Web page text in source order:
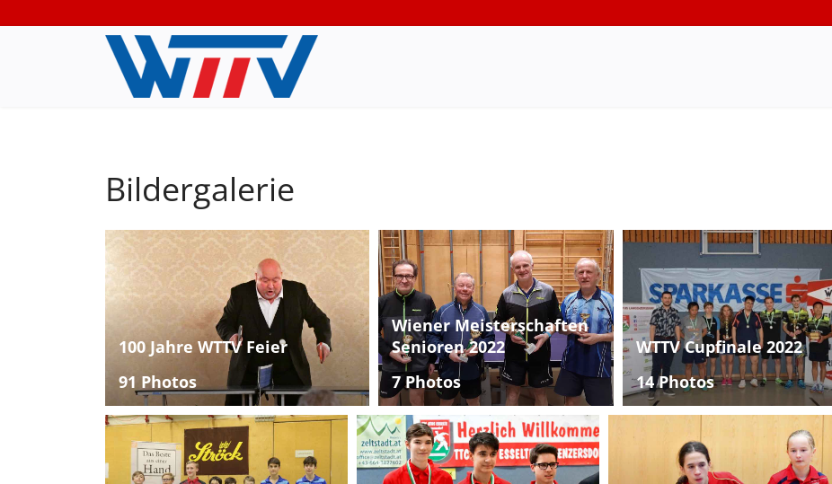
Bildergalerie
100 Jahre WTTV Feier
91 Photos
Wiener Meisterschaften
Senioren 2022
7 Photos
WTTV Cupfinale 2022
14 Photos